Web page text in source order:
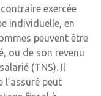
exercée
individuelle, en
peuvent être
ou de son revenu
(TNS). Il
l’assuré peut